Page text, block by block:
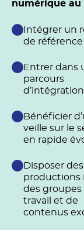
numérique au
Intégrer un
de référence
Entrer dans
parcours
d’intégration
Bénéficier
veille sur le
en rapide
Disposer des
productions
des groupes
travail et de
contenus